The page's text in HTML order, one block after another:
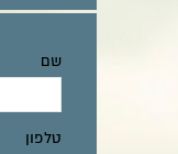
שם
טלפון